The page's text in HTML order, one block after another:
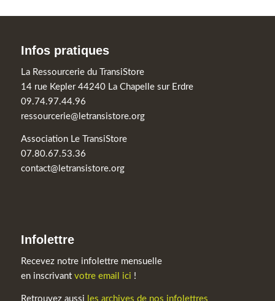
Infos pratiques
La Ressourcerie du TransiStore
14 rue Kepler 44240 La Chapelle sur Erdre
09.74.97.44.96
ressourcerie@letransistore.org
Association Le TransiStore
07.80.67.53.36
contact@letransistore.org
Infolettre
Recevez notre infolettre mensuelle
en inscrivant votre email ici !
Retrouvez aussi les archives de nos infolettres